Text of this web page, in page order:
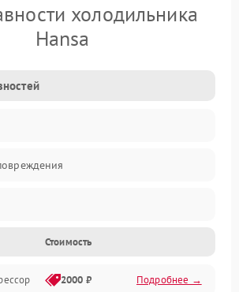
холодильника
Hansa
Стоимость
2000 ₽ Подробнее →